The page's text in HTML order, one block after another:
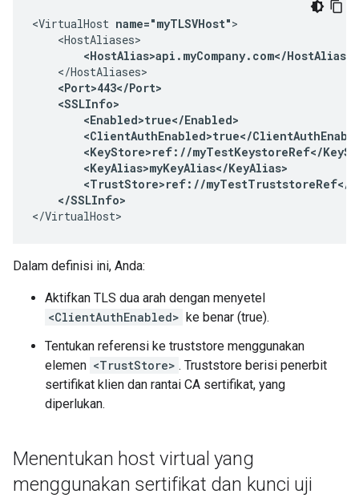
<VirtualHost name="myTLSVHost">
    <HostAliases>
<HostAlias>api.myCompany.com</HostAlias>
    </HostAliases>
<Port>443</Port>
    <SSLInfo>
        <Enabled>true</Enabled>
<ClientAuthEnabled>true</
<KeyStore>ref://myTestKeystoreRef</
        <KeyAlias>myKeyAlias</KeyAlias>
<TrustStore>ref://myTestTruststoreRef</
    </SSLInfo>
</VirtualHost>
Dalam definisi ini, Anda:
Aktifkan TLS dua arah dengan menyetel
<ClientAuthEnabled> ke benar (true).
Tentukan referensi ke truststore menggunakan
elemen <TrustStore> . Truststore berisi penerbit
sertifikat klien dan rantai CA sertifikat, yang
diperlukan.
Menentukan host virtual yang
menggunakan sertifikat dan kunci uji